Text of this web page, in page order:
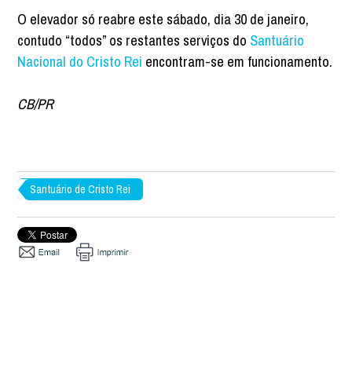
O elevador só reabre este sábado, dia 30 de janeiro,
contudo “todos” os restantes serviços do Santuário
Nacional do Cristo Rei encontram-se em funcionamento.
CB/PR
Santuário de Cristo Rei